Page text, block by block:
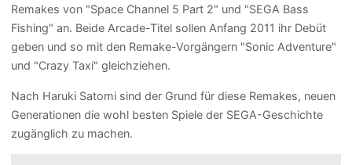
Remakes von "Space Channel 5 Part 2" und "SEGA Bass
Fishing" an. Beide Arcade-Titel sollen Anfang 2011 ihr Debüt
geben und so mit den Remake-Vorgängern "Sonic Adventure"
und "Crazy Taxi" gleichziehen.
Nach Haruki Satomi sind der Grund für diese Remakes, neuen
Generationen die wohl besten Spiele der SEGA-Geschichte
zugänglich zu machen.